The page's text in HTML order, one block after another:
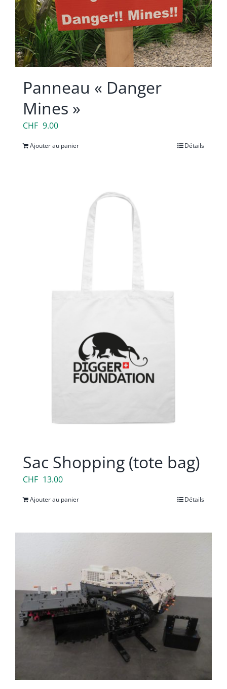
du
produit
Panneau « Danger
Mines »
CHF 9.00
Ajouter au panier Détails
Sac Shopping (tote bag)
CHF 13.00
Ajouter au panier Détails